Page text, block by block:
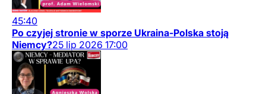
45:40
Po czyjej stronie w sporze Ukraina-Polska stoją
Niemcy?25 lip 2026 17:00